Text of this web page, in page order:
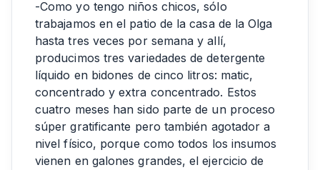
-Como yo tengo niños chicos, sólo
trabajamos en el patio de la casa de la Olga
hasta tres veces por semana y allí,
producimos tres variedades de detergente
líquido en bidones de cinco litros: matic,
concentrado y extra concentrado. Estos
cuatro meses han sido parte de un proceso
súper gratificante pero también agotador a
nivel físico, porque como todos los insumos
vienen en galones grandes, el ejercicio de